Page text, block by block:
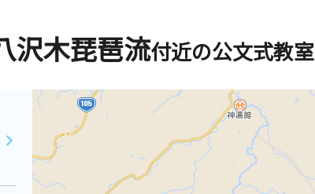
沢木琵琶流付近の公文式教室